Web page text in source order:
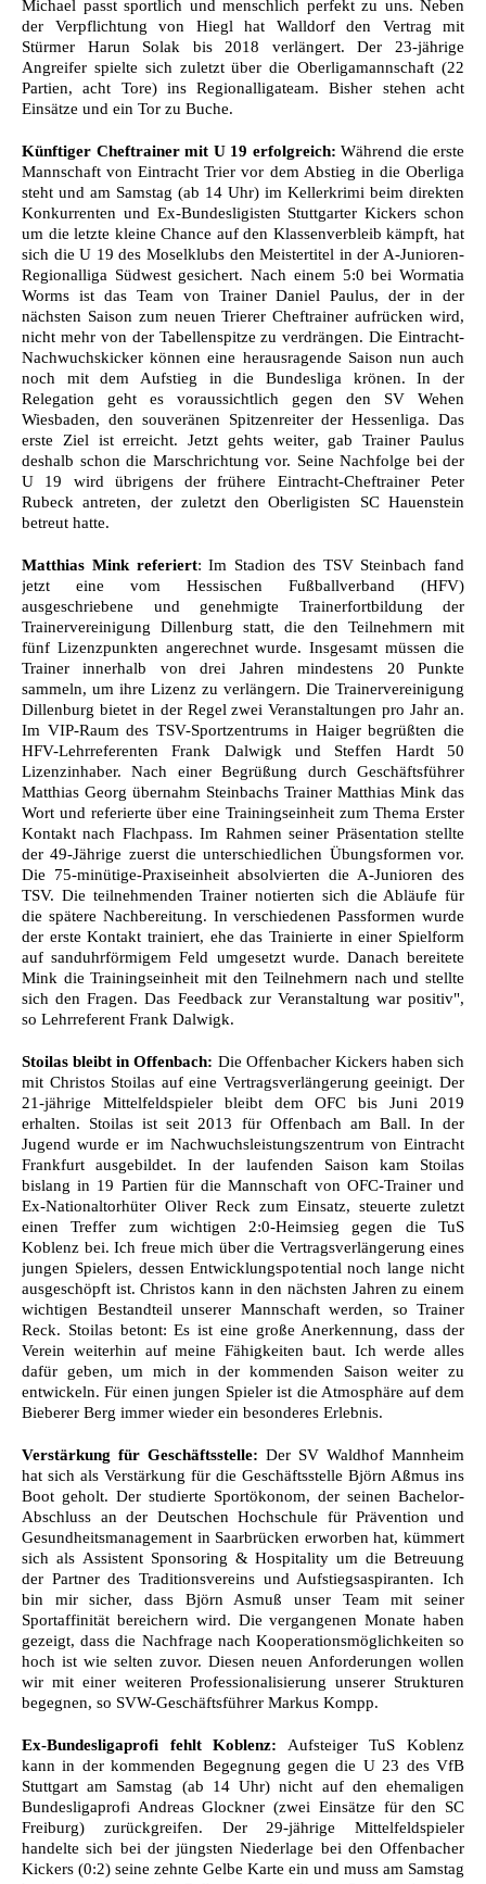
Michael passt sportlich und menschlich perfekt zu uns. Neben
der Verpflichtung von Hiegl hat Walldorf den Vertrag mit
Stürmer Harun Solak bis 2018 verlängert. Der 23-jährige
Angreifer spielte sich zuletzt über die Oberligamannschaft (22
Partien, acht Tore) ins Regionalligateam. Bisher stehen acht
Einsätze und ein Tor zu Buche.
Künftiger Cheftrainer mit U 19 erfolgreich: Während die erste
Mannschaft von Eintracht Trier vor dem Abstieg in die Oberliga
steht und am Samstag (ab 14 Uhr) im Kellerkrimi beim direkten
Konkurrenten und Ex-Bundesligisten Stuttgarter Kickers schon
um die letzte kleine Chance auf den Klassenverbleib kämpft, hat
sich die U 19 des Moselklubs den Meistertitel in der A-Junioren-
Regionalliga Südwest gesichert. Nach einem 5:0 bei Wormatia
Worms ist das Team von Trainer Daniel Paulus, der in der
nächsten Saison zum neuen Trierer Cheftrainer aufrücken wird,
nicht mehr von der Tabellenspitze zu verdrängen. Die Eintracht-
Nachwuchskicker können eine herausragende Saison nun auch
noch mit dem Aufstieg in die Bundesliga krönen. In der
Relegation geht es voraussichtlich gegen den SV Wehen
Wiesbaden, den souveränen Spitzenreiter der Hessenliga. Das
erste Ziel ist erreicht. Jetzt gehts weiter, gab Trainer Paulus
deshalb schon die Marschrichtung vor. Seine Nachfolge bei der
U 19 wird übrigens der frühere Eintracht-Cheftrainer Peter
Rubeck antreten, der zuletzt den Oberligisten SC Hauenstein
betreut hatte.
Matthias Mink referiert: Im Stadion des TSV Steinbach fand
jetzt eine vom Hessischen Fußballverband (HFV)
ausgeschriebene und genehmigte Trainerfortbildung der
Trainervereinigung Dillenburg statt, die den Teilnehmern mit
fünf Lizenzpunkten angerechnet wurde. Insgesamt müssen die
Trainer innerhalb von drei Jahren mindestens 20 Punkte
sammeln, um ihre Lizenz zu verlängern. Die Trainervereinigung
Dillenburg bietet in der Regel zwei Veranstaltungen pro Jahr an.
Im VIP-Raum des TSV-Sportzentrums in Haiger begrüßten die
HFV-Lehrreferenten Frank Dalwigk und Steffen Hardt 50
Lizenzinhaber. Nach einer Begrüßung durch Geschäftsführer
Matthias Georg übernahm Steinbachs Trainer Matthias Mink das
Wort und referierte über eine Trainingseinheit zum Thema Erster
Kontakt nach Flachpass. Im Rahmen seiner Präsentation stellte
der 49-Jährige zuerst die unterschiedlichen Übungsformen vor.
Die 75-minütige-Praxiseinheit absolvierten die A-Junioren des
TSV. Die teilnehmenden Trainer notierten sich die Abläufe für
die spätere Nachbereitung. In verschiedenen Passformen wurde
der erste Kontakt trainiert, ehe das Trainierte in einer Spielform
auf sanduhrförmigem Feld umgesetzt wurde. Danach bereitete
Mink die Trainingseinheit mit den Teilnehmern nach und stellte
sich den Fragen. Das Feedback zur Veranstaltung war positiv",
so Lehrreferent Frank Dalwigk.
Stoilas bleibt in Offenbach: Die Offenbacher Kickers haben sich
mit Christos Stoilas auf eine Vertragsverlängerung geeinigt. Der
21-jährige Mittelfeldspieler bleibt dem OFC bis Juni 2019
erhalten. Stoilas ist seit 2013 für Offenbach am Ball. In der
Jugend wurde er im Nachwuchsleistungszentrum von Eintracht
Frankfurt ausgebildet. In der laufenden Saison kam Stoilas
bislang in 19 Partien für die Mannschaft von OFC-Trainer und
Ex-Nationaltorhüter Oliver Reck zum Einsatz, steuerte zuletzt
einen Treffer zum wichtigen 2:0-Heimsieg gegen die TuS
Koblenz bei. Ich freue mich über die Vertragsverlängerung eines
jungen Spielers, dessen Entwicklungspotential noch lange nicht
ausgeschöpft ist. Christos kann in den nächsten Jahren zu einem
wichtigen Bestandteil unserer Mannschaft werden, so Trainer
Reck. Stoilas betont: Es ist eine große Anerkennung, dass der
Verein weiterhin auf meine Fähigkeiten baut. Ich werde alles
dafür geben, um mich in der kommenden Saison weiter zu
entwickeln. Für einen jungen Spieler ist die Atmosphäre auf dem
Bieberer Berg immer wieder ein besonderes Erlebnis.
Verstärkung für Geschäftsstelle: Der SV Waldhof Mannheim
hat sich als Verstärkung für die Geschäftsstelle Björn Aßmus ins
Boot geholt. Der studierte Sportökonom, der seinen Bachelor-
Abschluss an der Deutschen Hochschule für Prävention und
Gesundheitsmanagement in Saarbrücken erworben hat, kümmert
sich als Assistent Sponsoring & Hospitality um die Betreuung
der Partner des Traditionsvereins und Aufstiegsaspiranten. Ich
bin mir sicher, dass Björn Asmuß unser Team mit seiner
Sportaffinität bereichern wird. Die vergangenen Monate haben
gezeigt, dass die Nachfrage nach Kooperationsmöglichkeiten so
hoch ist wie selten zuvor. Diesen neuen Anforderungen wollen
wir mit einer weiteren Professionalisierung unserer Strukturen
begegnen, so SVW-Geschäftsführer Markus Kompp.
Ex-Bundesligaprofi fehlt Koblenz: Aufsteiger TuS Koblenz
kann in der kommenden Begegnung gegen die U 23 des VfB
Stuttgart am Samstag (ab 14 Uhr) nicht auf den ehemaligen
Bundesligaprofi Andreas Glockner (zwei Einsätze für den SC
Freiburg) zurückgreifen. Der 29-jährige Mittelfeldspieler
handelte sich bei der jüngsten Niederlage bei den Offenbacher
Kickers (0:2) seine zehnte Gelbe Karte ein und muss am Samstag